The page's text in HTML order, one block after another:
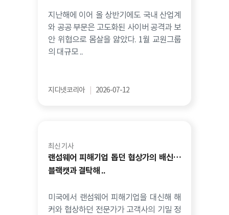
지난해에 이어 올 상반기에도 국내 산업계
와 공공 부문은 고도화된 사이버 공격과 보
안 위협으로 몸살을 앓았다. 1월 교원그룹
의 대규모 ..
지디넷코리아 2026-07-12
최신 기사
랜섬웨어 피해기업 돕던 협상가의 배신…
블랙캣과 결탁해 ..
미국에서 랜섬웨어 피해기업을 대신해 해
커와 협상하던 전문가가 고객사의 기밀 정